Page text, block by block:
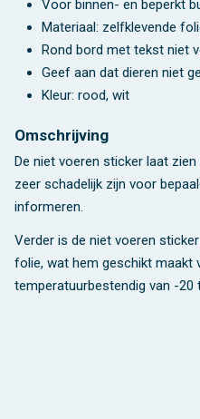
Voor binnen- en beperkt
Materiaal: zelfklevende
Rond bord met tekst niet
Geef aan dat dieren niet
Kleur: rood, wit
Omschrijving
De niet voeren sticker laat
zeer schadelijk zijn voor
informeren.
Verder is de niet voeren
folie, wat hem geschikt maakt
temperatuurbestendig van -20